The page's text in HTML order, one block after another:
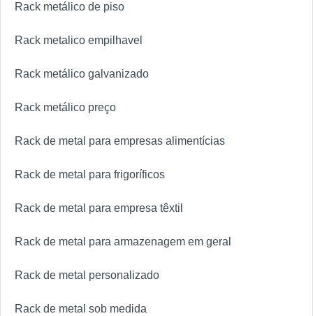
Rack metálico de piso
Rack metalico empilhavel
Rack metálico galvanizado
Rack metálico preço
Rack de metal para empresas alimentícias
Rack de metal para frigoríficos
Rack de metal para empresa têxtil
Rack de metal para armazenagem em geral
Rack de metal personalizado
Rack de metal sob medida